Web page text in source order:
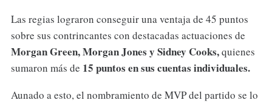
Las regias lograron conseguir una ventaja de 45 puntos
sobre sus contrincantes con destacadas actuaciones de
Morgan Green, Morgan Jones y Sidney Cooks,quienes
sumaron más de 15 puntos en sus cuentas individuales.
Aunado a esto, el nombramiento de MVP del partido se lo